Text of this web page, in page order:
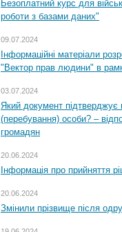
Безоплатний курс для
роботи з базами даних"
09.07.2024
Інформаційні матеріали
"Вектор прав людини" в
03.07.2024
Який документ підтверджує
(перебування) особи? –
громадян
20.06.2024
Інформація про прийняття
20.06.2024
Змінили прізвище після